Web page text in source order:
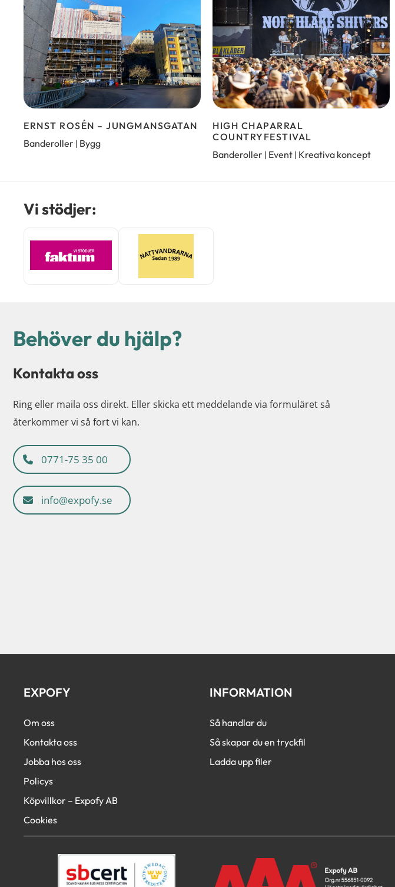
ERNST ROSÉN – JUNGMANSGATAN
Banderoller | Bygg
HIGH CHAPARRAL
COUNTRYFESTIVAL
Banderoller | Event | Kreativa koncept
Vi stödjer:
Behöver du hjälp?
Kontakta oss
Ring eller maila oss direkt. Eller skicka ett meddelande via formuläret så
återkommer vi så fort vi kan.
0771-75 35 00
info@expofy.se
EXPOFY
Om oss
Kontakta oss
Jobba hos oss
Policys
Köpvillkor – Expofy AB
Cookies
INFORMATION
Så handlar du
Så skapar du en tryckfil
Ladda upp filer